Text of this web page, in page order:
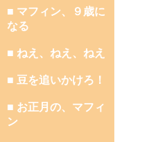
■ マフィン、９歳に
なる
■ ねえ、ねえ、ねえ
■ 豆を追いかけろ！
■ お正月の、マフィ
ン